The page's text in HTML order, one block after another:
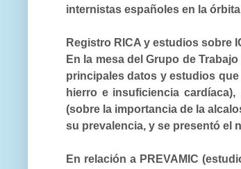
internistas españoles en la
Registro RICA y estudios sobre
En la mesa del Grupo de
principales datos y estudios
hierro e insuficiencia
(sobre la importancia de la
su prevalencia, y se presentó el
En relación a PREVAMIC